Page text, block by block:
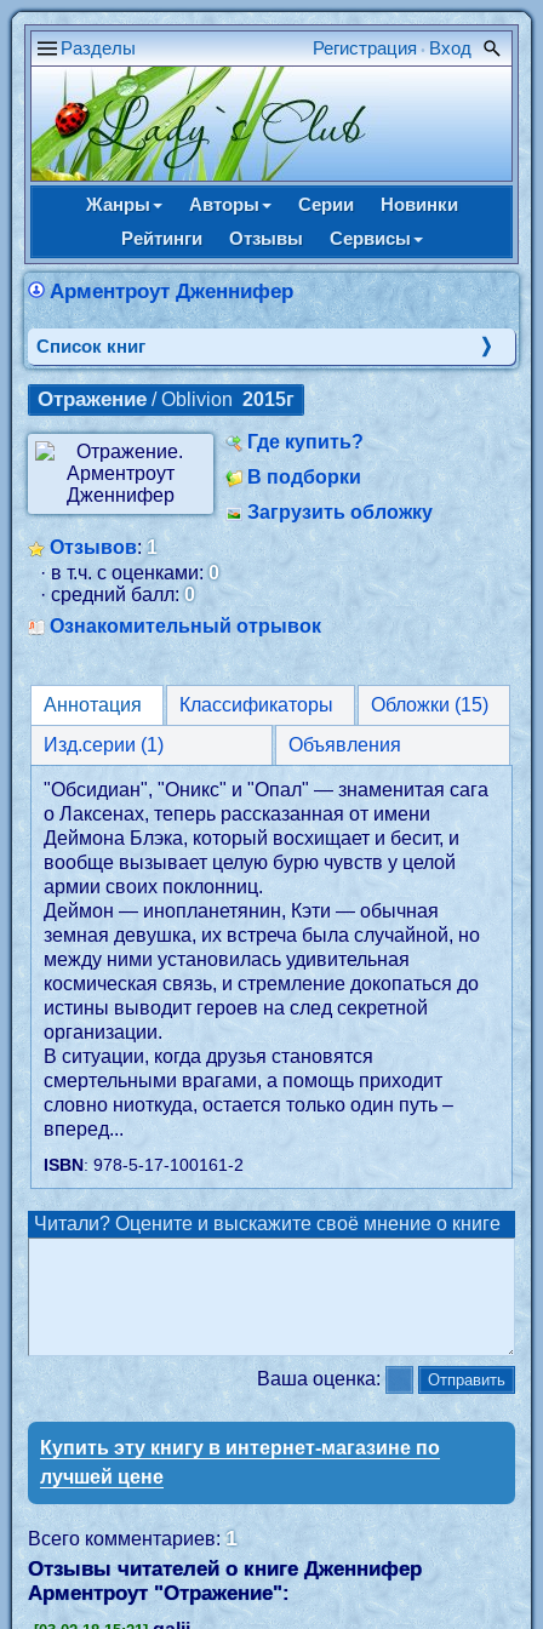
Разделы Регистрация • Вход
Жанры Авторы Серии
Новинки
Рейтинги
Отзывы Сервисы
Арментроут Дженнифер
Cписок книг
Отражение / Oblivion 2015г
Где купить?
В подборки
Загрузить обложку
Отзывов:1
· в т.ч. с оценками:0
· средний балл:0
Ознакомительный отрывок
Аннотация Классификаторы
Обложки (15)
Изд.серии (1)
Объявления
"Обсидиан", "Оникс" и "Опал" — знаменитая сага
о Лаксенах, теперь рассказанная от имени
Деймона Блэка, который восхищает и бесит, и
вообще вызывает целую бурю чувств у целой
армии своих поклонниц.
Деймон — инопланетянин, Кэти — обычная
земная девушка, их встреча была случайной, но
между ними установилась удивительная
космическая связь, и стремление докопаться до
истины выводит героев на след секретной
организации.
В ситуации, когда друзья становятся
смертельными врагами, а помощь приходит
словно ниоткуда, остается только один путь –
вперед...
ISBN: 978-5-17-100161-2
Читали? Оцените и выскажите своё мнение о книге
Ваша оценка:
Купить эту книгу в интернет-магазине по
лучшей цене
Всего комментариев:1
Отзывы читателей о книге Дженнифер
Арментроут "Отражение":